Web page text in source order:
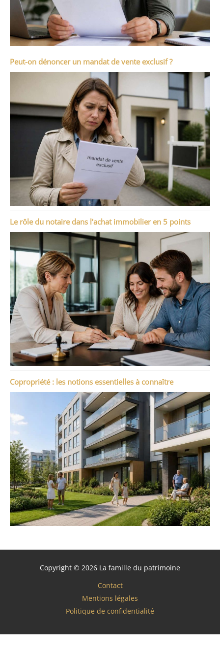
Peut-on dénoncer un mandat de vente exclusif ?
Le rôle du notaire dans l’achat immobilier en 5 points
Copropriété : les notions essentielles à connaître
Copyright © 2026 La famille du patrimoine
Contact
Mentions légales
Politique de confidentialité